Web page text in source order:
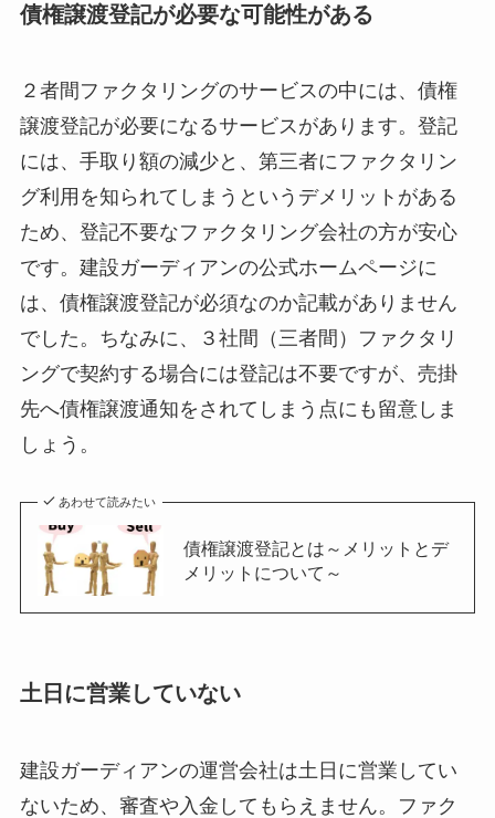
債権譲渡登記が必要な可能性がある
２者間ファクタリングのサービスの中には、債権
譲渡登記が必要になるサービスがあります。登記
には、手取り額の減少と、第三者にファクタリン
グ利用を知られてしまうというデメリットがある
ため、登記不要なファクタリング会社の方が安心
です。建設ガーディアンの公式ホームページに
は、債権譲渡登記が必須なのか記載がありません
でした。ちなみに、３社間（三者間）ファクタリ
ングで契約する場合には登記は不要ですが、売掛
先へ債権譲渡通知をされてしまう点にも留意しま
しょう。
あわせて読みたい
債権譲渡登記とは～メリットとデ
メリットについて～
土日に営業していない
建設ガーディアンの運営会社は土日に営業してい
ないため、審査や入金してもらえません。ファク